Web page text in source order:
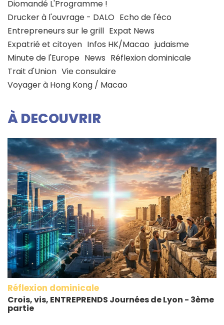
Diomandé L'Programme !
Drucker à l'ouvrage - DALO Echo de l'éco
Entrepreneurs sur le grill Expat News
Expatrié et citoyen Infos HK/Macao judaisme
Minute de l'Europe News Réflexion dominicale
Trait d'Union Vie consulaire
Voyager à Hong Kong / Macao
À DECOUVRIR
Réflexion dominicale
Crois, vis, ENTREPRENDS Journées de Lyon - 3ème
partie